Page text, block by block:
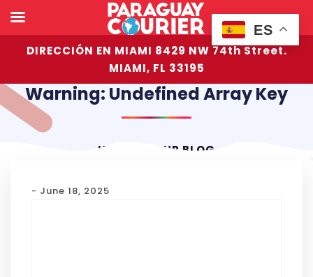
DIRECCIÓN EN MIAMI 8429 NW 74th Street.
MIAMI, FL 33195
Warning: Undefined Array Key
HOME OUR BLOG
- June 18, 2025
ES